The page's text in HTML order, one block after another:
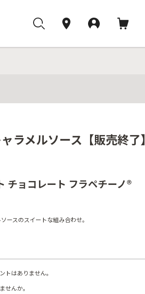
ラメルソース【販売終了】
チョコレート フラペチーノ®
ースのスイートな組み合わせ。
トはありません。
せんか。